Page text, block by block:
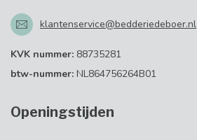
klantenservice@bedderiedeboer.nl
KVK nummer: 88735281
btw-nummer: NL864756264B01
Openingstijden